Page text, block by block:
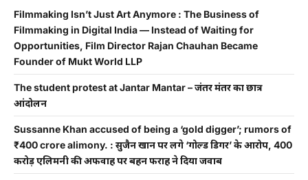
Filmmaking Isn’t Just Art Anymore : The Business of
Filmmaking in Digital India — Instead of Waiting for
Opportunities, Film Director Rajan Chauhan Became
Founder of Mukt World LLP
The student protest at Jantar Mantar – जंतर मंतर का छात्र
आंदोलन
Sussanne Khan accused of being a ‘gold digger’; rumors of
₹400 crore alimony. : सुजैन खान पर लगे ‘गोल्ड डिगर’ के आरोप, 400
करोड़ एलिमनी की अफवाह पर बहन फराह ने दिया जवाब